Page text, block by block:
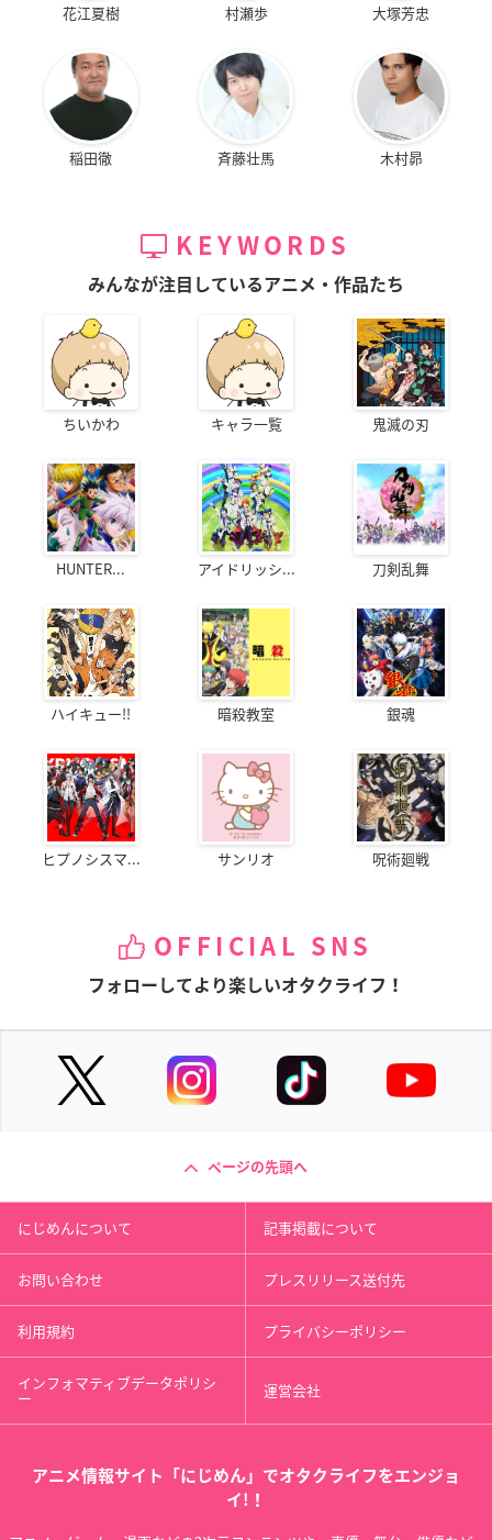
花江夏樹 村瀬歩 大塚芳忠
稲田徹 斉藤壮馬 木村昴
KEYWORDS
みんなが注目しているアニメ・作品たち
ちいかわ キャラ一覧 鬼滅の刃
HUNTER... アイドリッシ... 刀剣乱舞
ハイキュー!! 暗殺教室 銀魂
ヒプノシスマ... サンリオ 呪術廻戦
OFFICIAL SNS
フォローしてより楽しいオタクライフ！
ページの先頭へ
にじめんについて 記事掲載について
お問い合わせ プレスリリース送付先
利用規約 プライバシーポリシー
インフォマティブデータポリシ
ー 運営会社
アニメ情報サイト「にじめん」でオタクライフをエンジョ
イ!！